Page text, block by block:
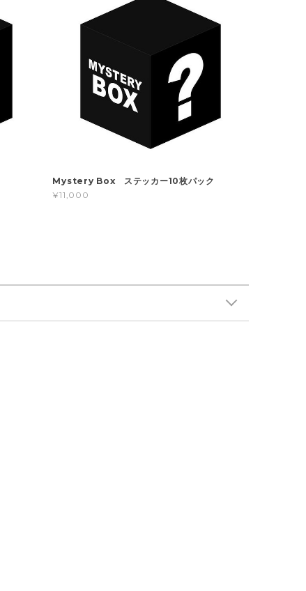
Mystery Box ステッカー10枚パック
¥11,000